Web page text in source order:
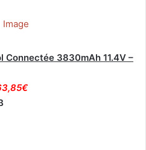
Connectée 3830mAh 11.4V –